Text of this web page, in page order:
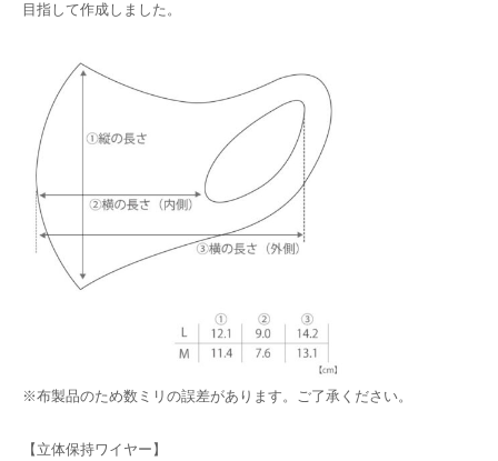
目指して作成しました。
※布製品のため数ミリの誤差があります。ご了承ください。
【立体保持ワイヤー】